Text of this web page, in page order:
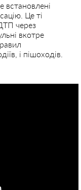
встановлені
Це ті
через
вкотре
і пішоходів.